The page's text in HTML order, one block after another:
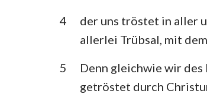
Esra
Psalm
4
der uns tröstet in aller
allerlei Trübsal, mit
5
Denn gleichwie wir
getröstet durch